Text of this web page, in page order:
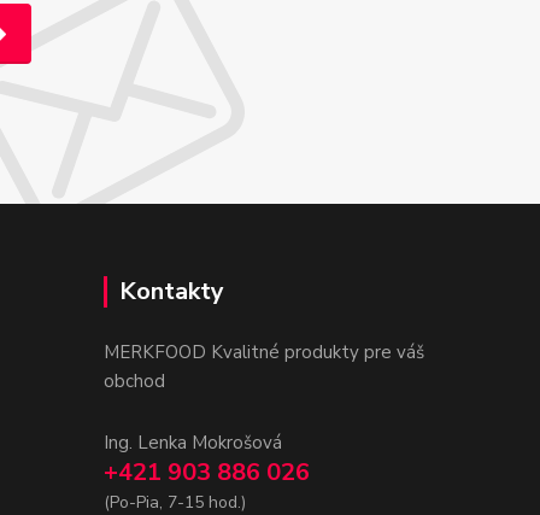
Kontakty
MERKFOOD Kvalitné produkty pre váš
obchod
Ing. Lenka Mokrošová
+421 903 886 026
(Po-Pia, 7-15 hod.)